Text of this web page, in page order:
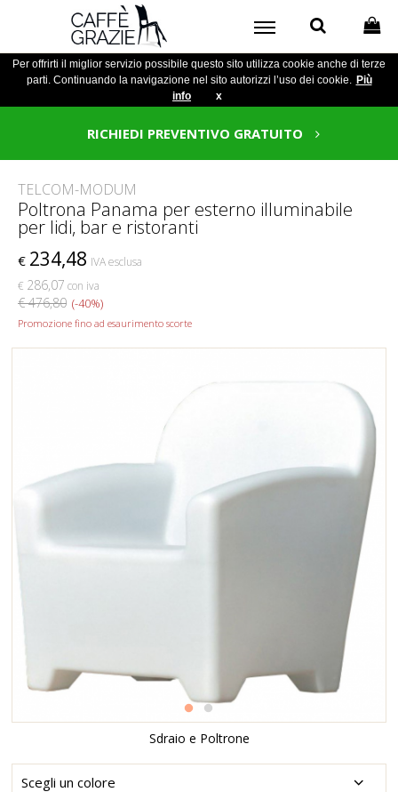
Per offrirti il miglior servizio possibile questo sito utilizza cookie anche di terze
parti. Continuando la navigazione nel sito autorizzi l’uso dei cookie. Più
info
x
RICHIEDI PREVENTIVO GRATUITO
TELCOM-MODUM
Poltrona Panama per esterno illuminabile
per lidi, bar e ristoranti
€ 234,48 IVA esclusa
€ 286,07 con iva
€ 476,80 (-40%)
Promozione fino ad esaurimento scorte
Sdraio e Poltrone